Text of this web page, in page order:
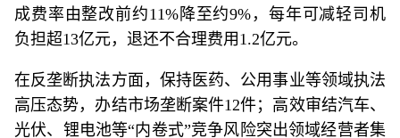
成费率由整改前约11%降至约9%，每年可减轻司机
负担超13亿元，退还不合理费用1.2亿元。
在反垄断执法方面，保持医药、公用事业等领域执法
高压态势，办结市场垄断案件12件；高效审结汽车、
光伏、锂电池等“内卷式”竞争风险突出领域经营者集